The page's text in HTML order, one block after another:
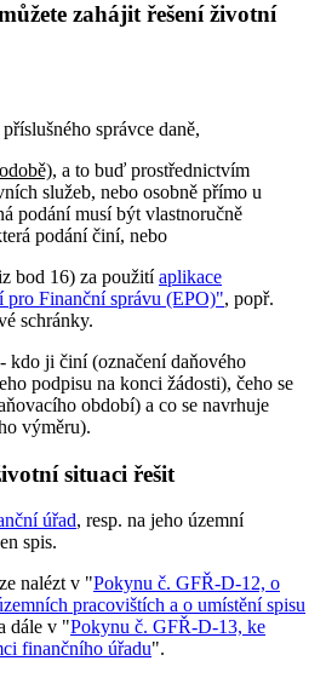
zahájit řešení životní
správce daně,
, a to buď prostřednictvím
služeb, nebo osobně přímo u
podání musí být vlastnoručně
podání činí, nebo
bod 16) za použitíaplikace
pro Finanční správu (EPO)", popř.
schránky.
kdo ji činí (označení daňového
podpisu na konci žádosti), čeho se
období) a co se navrhuje
výměru).
situaci řešit
úřad, resp. na jeho územní
spis.
nalézt v "Pokynu č. GFŘ-D-12, o
pracovištích a o umístění spisu
dále v "Pokynu č. GFŘ-D-13, ke
finančního úřadu".